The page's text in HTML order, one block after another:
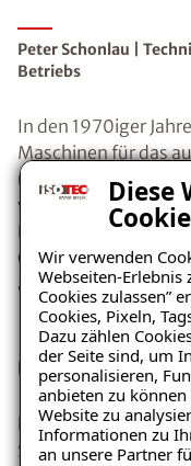
Diese
Wir verwenden
Webseiten-Erlebnis
Cookies zulassen”
Cookies, Pixeln,
Dazu zählen
der Seite sind, um
personalisieren,
anbieten zu
Website zu
Informationen zu
an unsere Partner
Peter Schonlau |
Betriebs
In den 1970iger
Maschinen für das
umzustellen. 1976
von über 2.000
Horizontalsperre
Quadratmeter
abgedichtet.
Aus dem alten
Loftwohnungen und
berichtet der
Stephan Zwiener.